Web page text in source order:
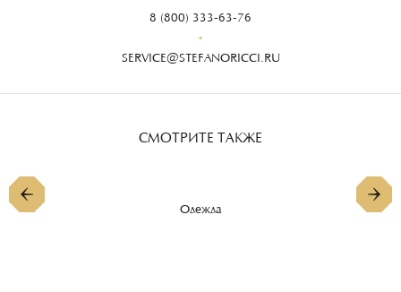
8 (800) 333-63-76
SERVICE@STEFANORICCI.RU
СМОТРИТЕ ТАКЖЕ
Одежда